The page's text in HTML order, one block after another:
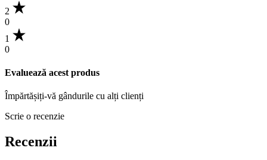
2
0
1
0
Evaluează acest produs
Împărtășiți-vă gândurile cu alți clienți
Scrie o recenzie
Recenzii